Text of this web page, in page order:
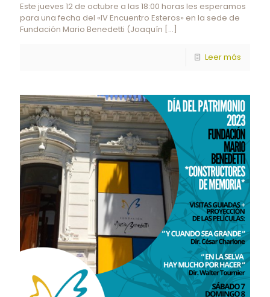
Este jueves 12 de octubre a las 18:00 horas les esperamos
para una fecha del «IV Encuentro Esteros» en la sede de
Fundación Mario Benedetti (Joaquín […]
Leer más